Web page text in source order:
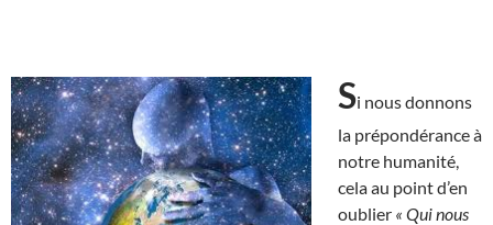
Si nous donnons
la prépondérance à
notre humanité,
cela au point d’en
oublier « Qui nous